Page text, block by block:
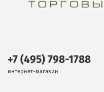
+7 (495) 798-1788
интернет-магазин